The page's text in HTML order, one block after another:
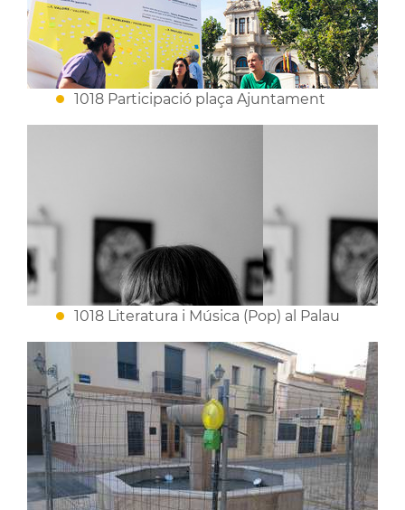
1018 Participació plaça Ajuntament
1018 Literatura i Música (Pop) al Palau